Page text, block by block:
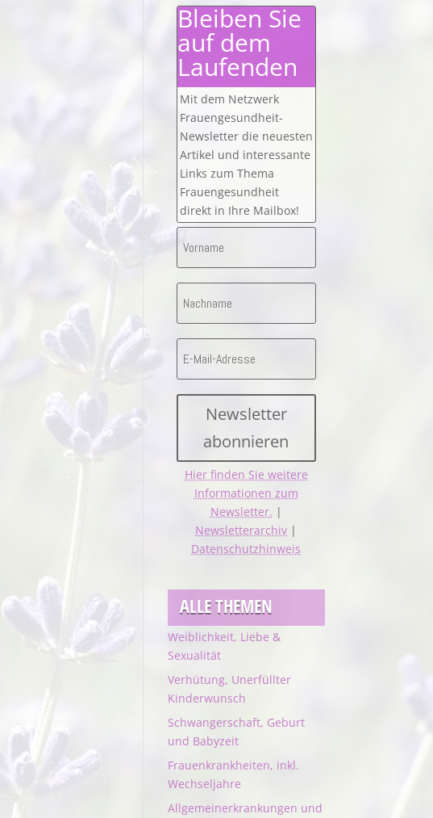
Bleiben Sie
auf dem
Laufenden
Mit dem Netzwerk
Frauengesundheit-
Newsletter die neuesten
Artikel und interessante
Links zum Thema
Frauengesundheit
direkt in Ihre Mailbox!
Newsletter
abonnieren
Hier finden Sie weitere
Informationen zum
Newsletter. |
Newsletterarchiv |
Datenschutzhinweis
ALLE THEMEN
Weiblichkeit, Liebe &
Sexualität
Verhütung, Unerfüllter
Kinderwunsch
Schwangerschaft, Geburt
und Babyzeit
Frauenkrankheiten, inkl.
Wechseljahre
Allgemeinerkrankungen und